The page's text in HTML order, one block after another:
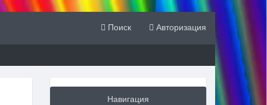
Поиск Авторизация
Навигация